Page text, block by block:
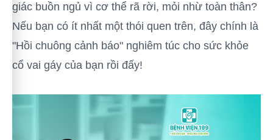
giác buồn ngủ vì cơ thể rã rời, mỏi nhừ toàn thân?
Nếu bạn có ít nhất một thói quen trên, đây chính là
"Hồi chuông cảnh báo" nghiêm túc cho sức khỏe
cổ vai gáy của bạn rồi đấy!